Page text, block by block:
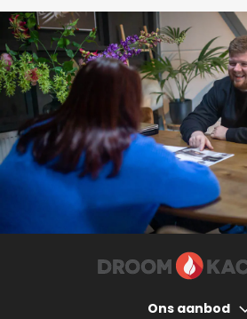
Ons aanbod